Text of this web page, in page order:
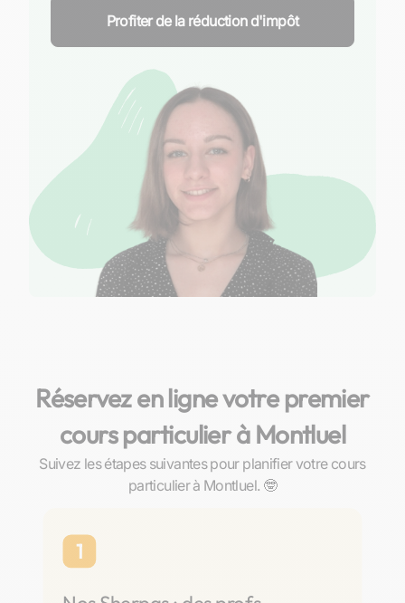
Profiter de la réduction d'impôt
Réservez en ligne votre premier
cours particulier à Montluel
Suivez les étapes suivantes pour planifier votre cours
particulier à Montluel. 🤓
1